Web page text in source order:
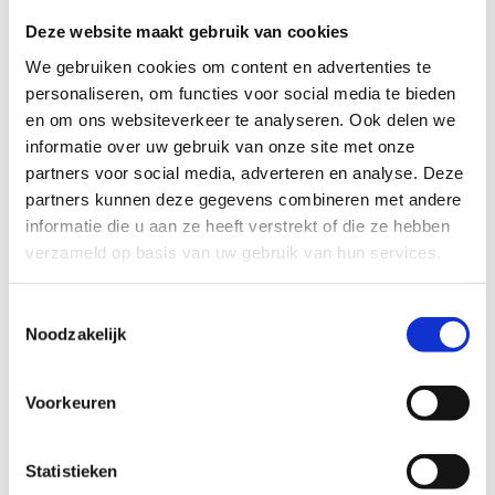
Deze website maakt gebruik van cookies
We gebruiken cookies om content en advertenties te
personaliseren, om functies voor social media te bieden
en om ons websiteverkeer te analyseren. Ook delen we
informatie over uw gebruik van onze site met onze
partners voor social media, adverteren en analyse. Deze
partners kunnen deze gegevens combineren met andere
informatie die u aan ze heeft verstrekt of die ze hebben
verzameld op basis van uw gebruik van hun services.
Noodzakelijk
Voorkeuren
Statistieken
Curling